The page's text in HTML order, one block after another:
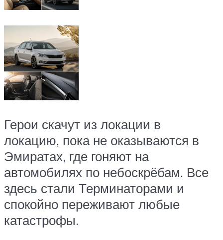
Герои скачут из локации в
локацию, пока не оказываются в
Эмиратах, где гоняют на
автомобилях по небоскрёбам. Все
здесь стали Терминаторами и
спокойно переживают любые
катастрофы.